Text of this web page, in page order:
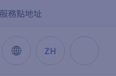
務點地址
ZH